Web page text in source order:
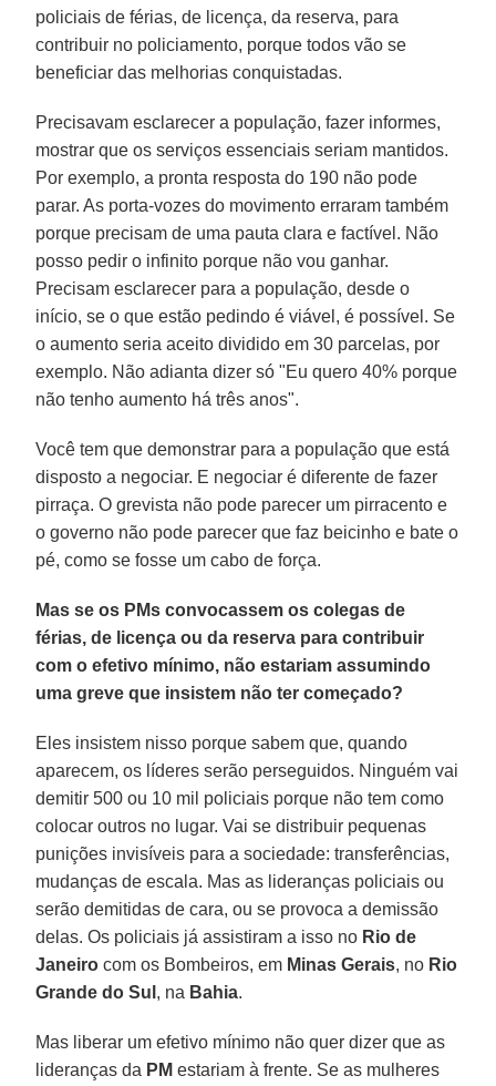
policiais de férias, de licença, da reserva, para
contribuir no policiamento, porque todos vão se
beneficiar das melhorias conquistadas.
Precisavam esclarecer a população, fazer informes,
mostrar que os serviços essenciais seriam mantidos.
Por exemplo, a pronta resposta do 190 não pode
parar. As porta-vozes do movimento erraram também
porque precisam de uma pauta clara e factível. Não
posso pedir o infinito porque não vou ganhar.
Precisam esclarecer para a população, desde o
início, se o que estão pedindo é viável, é possível. Se
o aumento seria aceito dividido em 30 parcelas, por
exemplo. Não adianta dizer só "Eu quero 40% porque
não tenho aumento há três anos".
Você tem que demonstrar para a população que está
disposto a negociar. E negociar é diferente de fazer
pirraça. O grevista não pode parecer um pirracento e
o governo não pode parecer que faz beicinho e bate o
pé, como se fosse um cabo de força.
Mas se os PMs convocassem os colegas de
férias, de licença ou da reserva para contribuir
com o efetivo mínimo, não estariam assumindo
uma greve que insistem não ter começado?
Eles insistem nisso porque sabem que, quando
aparecem, os líderes serão perseguidos. Ninguém vai
demitir 500 ou 10 mil policiais porque não tem como
colocar outros no lugar. Vai se distribuir pequenas
punições invisíveis para a sociedade: transferências,
mudanças de escala. Mas as lideranças policiais ou
serão demitidas de cara, ou se provoca a demissão
delas. Os policiais já assistiram a isso no Rio de
Janeiro com os Bombeiros, em Minas Gerais, no Rio
Grande do Sul , na Bahia.
Mas liberar um efetivo mínimo não quer dizer que as
lideranças da PM estariam à frente. Se as mulheres